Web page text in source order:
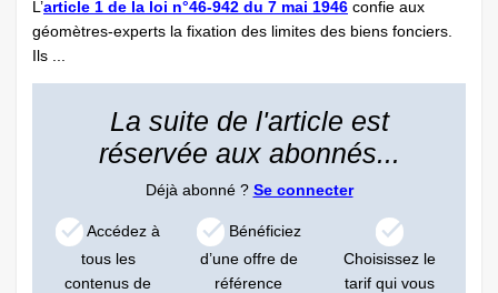
L’article 1 de la loi n°46-942 du 7 mai 1946 confie aux
géomètres-experts la fixation des limites des biens fonciers.
Ils ...
La suite de l'article est
réservée aux abonnés...
Déjà abonné ? Se connecter
Accédez à
tous les
contenus de
Bénéficiez
d’une offre de
référence
Choisissez le
tarif qui vous